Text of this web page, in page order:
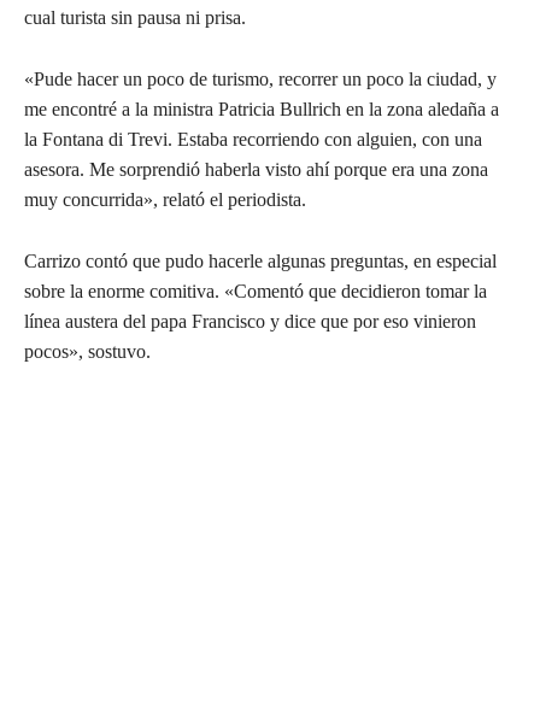
cual turista sin pausa ni prisa.
«Pude hacer un poco de turismo, recorrer un poco la ciudad, y
me encontré a la ministra Patricia Bullrich en la zona aledaña a
la Fontana di Trevi. Estaba recorriendo con alguien, con una
asesora. Me sorprendió haberla visto ahí porque era una zona
muy concurrida», relató el periodista.
Carrizo contó que pudo hacerle algunas preguntas, en especial
sobre la enorme comitiva. «Comentó que decidieron tomar la
línea austera del papa Francisco y dice que por eso vinieron
pocos», sostuvo.